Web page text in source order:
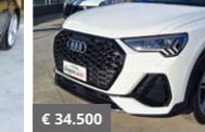
€ 34.500